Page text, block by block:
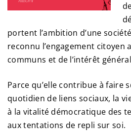
portent l’ambition d’une
reconnu l’engagement citoyen
communs et de l’intérêt
Parce qu’elle contribue à faire
quotidien de liens sociaux, la
à la vitalité démocratique des
aux tentations de repli sur soi.